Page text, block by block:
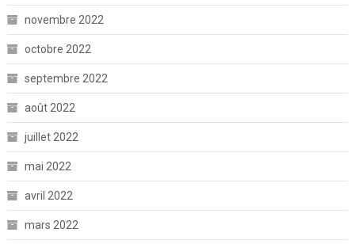
novembre 2022
octobre 2022
septembre 2022
août 2022
juillet 2022
mai 2022
avril 2022
mars 2022